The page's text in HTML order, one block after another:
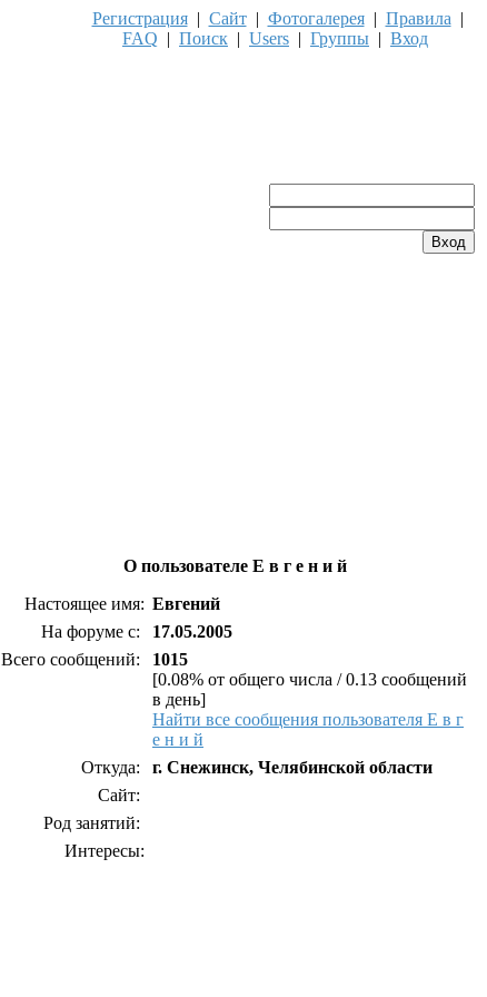
Регистрация| Сайт| Фотогалерея| Правила |
FAQ | Поиск | Users | Группы | Вход
О пользователе Е в г е н и й
Настоящее имя: Евгений
На форуме с:
17.05.2005
Всего сообщений:
1015
[0.08% от общего числа / 0.13 сообщений
в день]
Найти все сообщения пользователя Е в г
е н и й
Откуда:
г. Снежинск, Челябинской области
Сайт:
Род занятий:
Интересы: